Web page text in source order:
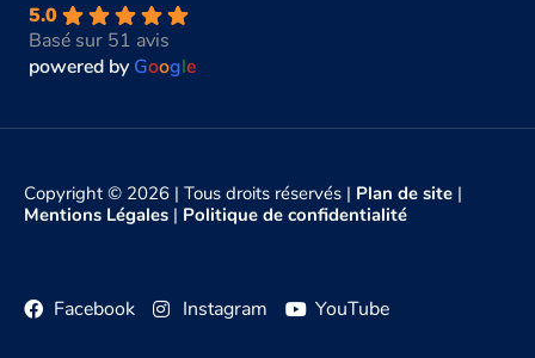
5.0
Basé sur 51 avis
powered by Google
Copyright © 2026 | Tous droits réservés | Plan de site |
Mentions Légales | Politique de confidentialité
Facebook Instagram YouTube